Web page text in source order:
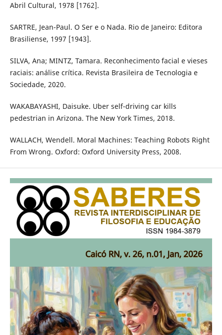
Abril Cultural, 1978 [1762].
SARTRE, Jean-Paul. O Ser e o Nada. Rio de Janeiro: Editora
Brasiliense, 1997 [1943].
SILVA, Ana; MINTZ, Tamara. Reconhecimento facial e vieses
raciais: análise crítica. Revista Brasileira de Tecnologia e
Sociedade, 2020.
WAKABAYASHI, Daisuke. Uber self-driving car kills
pedestrian in Arizona. The New York Times, 2018.
WALLACH, Wendell. Moral Machines: Teaching Robots Right
From Wrong. Oxford: Oxford University Press, 2008.